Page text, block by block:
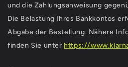
und die Zahlungsanweisung
Die Belastung Ihres Bankkontos
Abgabe der Bestellung. Nähere
finden Sie unter https://